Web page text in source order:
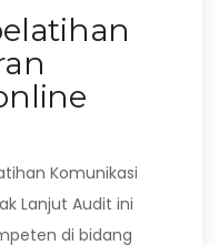
Komunikasi
Lanjut Audit ini
di bidang